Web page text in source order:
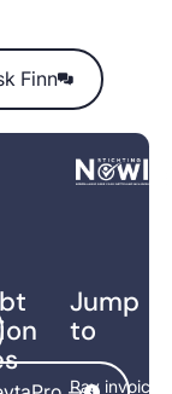
Finn
->
Jump
to
Pay invoice